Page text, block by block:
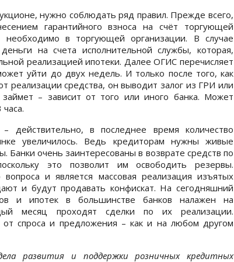
нужно соблюдать ряд правил. Прежде всего,
гарантийного взноса на счёт торгующей
необходимо в торгующей организации. В случае
на счета исполнительной службы, которая,
реализацией ипотеки. Далее ОГИС перечисляет
уйти до двух недель. И только после того, как
реализации средства, он выводит залог из ГРИ или
– зависит от того или иного банка. Может
действительно, в последнее время количество
увеличилось. Ведь кредиторам нужны живые
Банки очень заинтересованы в возврате средств по
это позволит им освободить резервы.
и является массовая реализация изъятых
и будут продавать конфискат. На сегодняшний
и ипотек в большинстве банков налажен на
месяц проходят сделки по их реализации.
от спроса и предложения – как и на любом другом
развития и поддержки розничных кредитных